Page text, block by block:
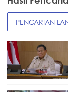
PENCARIAN